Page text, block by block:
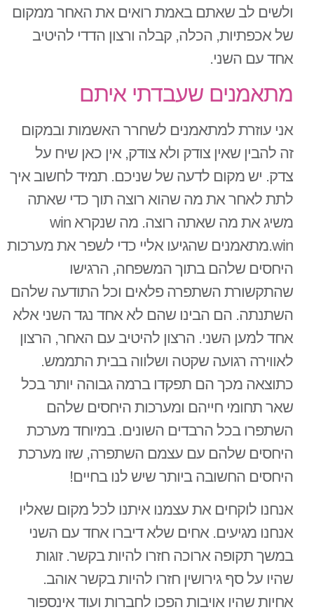
ולשים לב שאתם באמת רואים את האחר ממקום
של אכפתיות, הכלה, קבלה ורצון הדדי להיטיב
אחד עם השני.
מתאמנים שעבדתי איתם
אני עוזרת למתאמנים לשחרר האשמות ובמקום
זה להבין שאין צודק ולא צודק, אין כאן שיח על
צדק. יש מקום לדעה של שניכם. תמיד לחשוב איך
לתת לאחר את מה שהוא רוצה תוך כדי שאתה
משיג את מה שאתה רוצה. מה שנקרא win
win.מתאמנים שהגיעו אליי כדי לשפר את מערכות
היחסים שלהם בתוך המשפחה, הרגישו
שהתקשורת השתפרה פלאים וכל התודעה שלהם
השתנתה. הם הבינו שהם לא אחד נגד השני אלא
אחד למען השני. הרצון להיטיב עם האחר, הרצון
לאווירה רגועה שקטה ושלווה בבית התממש.
כתוצאה מכך הם תפקדו ברמה גבוהה יותר בכל
שאר תחומי חייהם ומערכות היחסים שלהם
השתפרו בכל הרבדים השונים. במיוחד מערכת
היחסים שלהם עם עצמם השתפרה, שזו מערכת
היחסים החשובה ביותר שיש לנו בחיים!
אנחנו לוקחים את עצמנו איתנו לכל מקום שאליו
אנחנו מגיעים. אחים שלא דיברו אחד עם השני
במשך תקופה ארוכה חזרו להיות בקשר. זוגות
שהיו על סף גירושין חזרו להיות בקשר אוהב.
אחיות שהיו אויבות הפכו לחברות ועוד אינספור